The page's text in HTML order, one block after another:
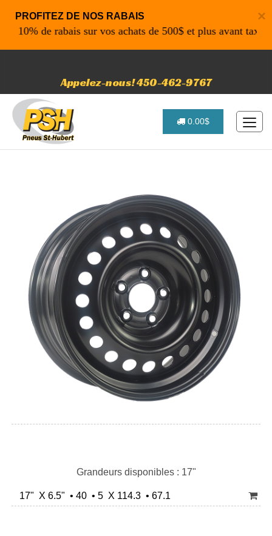
×
PROFITEZ DE NOS RABAIS
de rabais sur vos achats de 500$ et plus avant taxe.
Appelez-nous! 450-462-9767
0.00$
Grandeurs disponibles : 17"
17" X 6.5" • 40 • 5 X 114.3 • 67.1